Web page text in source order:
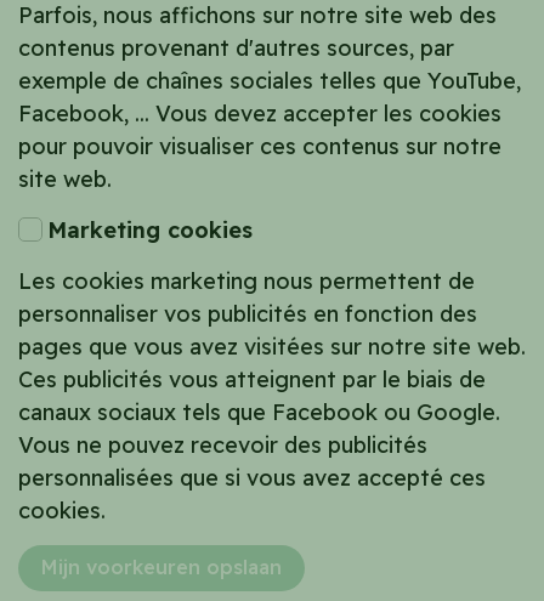
Parfois, nous affichons sur notre site web des
contenus provenant d'autres sources, par
exemple de chaînes sociales telles que YouTube,
Facebook, ... Vous devez accepter les cookies
pour pouvoir visualiser ces contenus sur notre
site web.
Marketing cookies
Les cookies marketing nous permettent de
personnaliser vos publicités en fonction des
pages que vous avez visitées sur notre site web.
Ces publicités vous atteignent par le biais de
canaux sociaux tels que Facebook ou Google.
Vous ne pouvez recevoir des publicités
personnalisées que si vous avez accepté ces
cookies.
Mijn voorkeuren opslaan